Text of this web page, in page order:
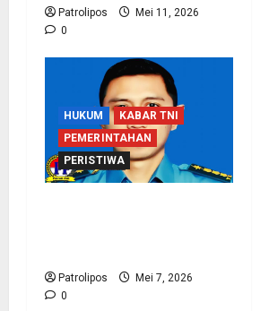
Patrolipos
Mei 11, 2026
0
HUKUM
KABAR TNI
PEMERINTAHAN
PERISTIWA
Patrolipos
Mei 7, 2026
0